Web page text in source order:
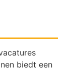
biedt een